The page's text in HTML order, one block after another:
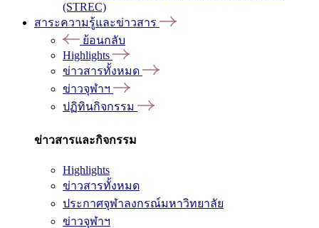
(STREC)
สาระความรู้และข่าวสาร
ย้อนกลับ
Highlights
ข่าวสารทั้งหมด
ข่าวจุฬาฯ
ปฏิทินกิจกรรม
ข่าวสารและกิจกรรม
Highlights
ข่าวสารทั้งหมด
ประกาศจุฬาลงกรณ์มหาวิทยาลัย
ข่าวจุฬาฯ